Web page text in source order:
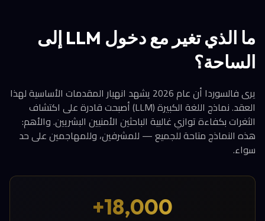
ما الذي تغير مع دخول LLM إلى
الساحة؟
يرى فالسوردا أن عام 2026 يشهد انهيار المقدمات الأساسية لهذا
العقد. نماذج اللغة الكبيرة (LLM) أصبحت قادرة على اكتشاف
الثغرات بكفاءة توازي غالبية الباحثين الأمنيين البشريين. والأهم:
هذه النماذج متاحة للجميع — للمشرفين، وللمهاجمين على حد
سواء.
18,000+